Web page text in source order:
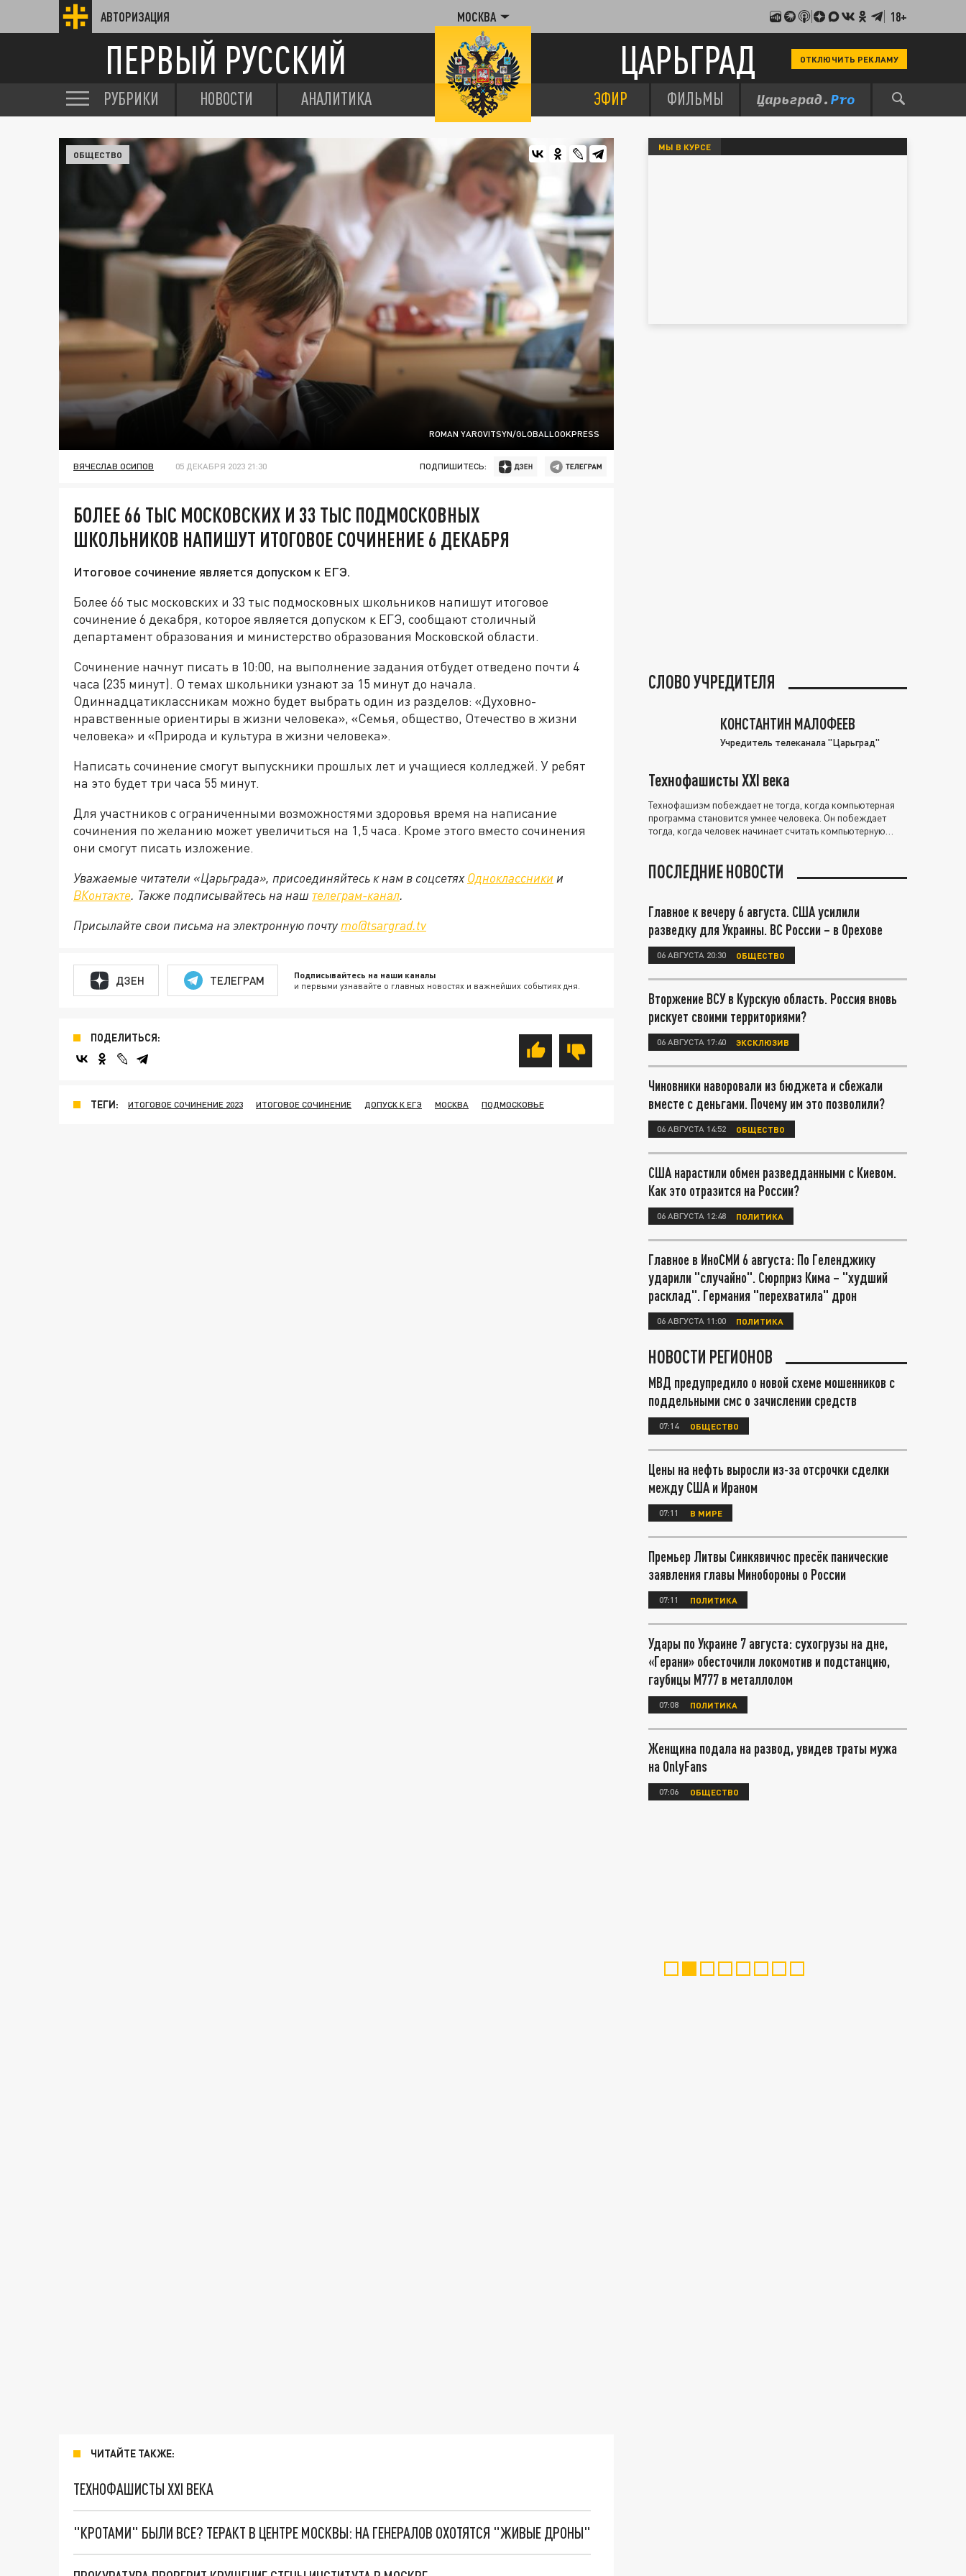
АВТОРИЗАЦИЯ МОСКВА 18+
ПЕРВЫЙ РУССКИЙ ЦАРЬГРАД ОТКЛЮЧИТЬ РЕКЛАМУ
РУБРИКИ НОВОСТИ АНАЛИТИКА ЭФИР ФИЛЬМЫ
ROMAN YAROVITSYN/GLOBALLOOKPRESS
ОБЩЕСТВО
ВЯЧЕСЛАВ ОСИПОВ 05 ДЕКАБРЯ 2023 21:30 ПОДПИШИТЕСЬ:
БОЛЕЕ 66 ТЫС МОСКОВСКИХ И 33 ТЫС ПОДМОСКОВНЫХ
ШКОЛЬНИКОВ НАПИШУТ ИТОГОВОЕ СОЧИНЕНИЕ 6 ДЕКАБРЯ
Итоговое сочинение является допуском к ЕГЭ.
Более 66 тыс московских и 33 тыс подмосковных школьников напишут итоговое
сочинение 6 декабря, которое является допуском к ЕГЭ, сообщают столичный
департамент образования и министерство образования Московской области.
Сочинение начнут писать в 10:00, на выполнение задания отбудет отведено почти 4
часа (235 минут). О темах школьники узнают за 15 минут до начала.
Одиннадцатиклассникам можно будет выбрать один из разделов: «Духовно-
нравственные ориентиры в жизни человека», «Семья, общество, Отечество в жизни
человека» и «Природа и культура в жизни человека».
Написать сочинение смогут выпускники прошлых лет и учащиеся колледжей. У ребят
на это будет три часа 55 минут.
Для участников с ограниченными возможностями здоровья время на написание
сочинения по желанию может увеличиться на 1,5 часа. Кроме этого вместо сочинения
они смогут писать изложение.
Уважаемые читатели «Царьграда», присоединяйтесь к нам в соцсетях Одноклассники и
ВКонтакте. Также подписывайтесь на наш телеграм-канал.
Присылайте свои письма на электронную почту mo@tsargrad.tv
ДЗЕН ТЕЛЕГРАМ Подписывайтесь на наши каналы
и первыми узнавайте о главных новостях и важнейших событиях дня.
ПОДЕЛИТЬСЯ:
ТЕГИ: ИТОГОВОЕ СОЧИНЕНИЕ 2023 ИТОГОВОЕ СОЧИНЕНИЕ ДОПУСК К ЕГЭ МОСКВА ПОДМОСКОВЬЕ
ЧИТАЙТЕ ТАКЖЕ:
ТЕХНОФАШИСТЫ XXI ВЕКА
"КРОТАМИ" БЫЛИ ВСЕ? ТЕРАКТ В ЦЕНТРЕ МОСКВЫ: НА ГЕНЕРАЛОВ ОХОТЯТСЯ "ЖИВЫЕ ДРОНЫ"
МЫ В КУРСЕ
СЛОВО УЧРЕДИТЕЛЯ
КОНСТАНТИН МАЛОФЕЕВ
Учредитель телеканала "Царьград"
Технофашисты XXI века
Технофашизм побеждает не тогда, когда компьютерная
программа становится умнее человека. Он побеждает
тогда, когда человек начинает считать компьютерную
ПОСЛЕДНИЕ НОВОСТИ
Главное к вечеру 6 августа. США усилили
разведку для Украины. ВС России – в Орехове
06 АВГУСТА 20:30 ОБЩЕСТВО
Вторжение ВСУ в Курскую область. Россия вновь
рискует своими территориями?
06 АВГУСТА 17:40 ЭКСКЛЮЗИВ
Чиновники наворовали из бюджета и сбежали
вместе с деньгами. Почему им это позволили?
06 АВГУСТА 14:52 ОБЩЕСТВО
США нарастили обмен разведданными с Киевом.
Как это отразится на России?
06 АВГУСТА 12:48 ПОЛИТИКА
Главное в ИноСМИ 6 августа: По Геленджику
ударили "случайно". Сюрприз Кима – "худший
расклад". Германия "перехватила" дрон
06 АВГУСТА 11:00 ПОЛИТИКА
НОВОСТИ РЕГИОНОВ
МВД предупредило о новой схеме мошенников с
поддельными смс о зачислении средств
07:14 ОБЩЕСТВО
Цены на нефть выросли из-за отсрочки сделки
между США и Ираном
07:11 В МИРЕ
Премьер Литвы Синкявичюс пресёк панические
заявления главы Минобороны о России
07:11 ПОЛИТИКА
Удары по Украине 7 августа: сухогрузы на дне,
«Герани» обесточили локомотив и подстанцию,
гаубицы М777 в металлолом
07:08 ПОЛИТИКА
Женщина подала на развод, увидев траты мужа
на OnlyFans
07:06 ОБЩЕСТВО